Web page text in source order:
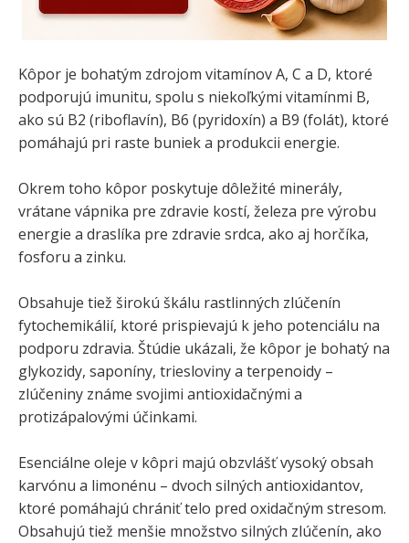
Kôpor je bohatým zdrojom vitamínov A, C a D, ktoré
podporujú imunitu, spolu s niekoľkými vitamínmi B,
ako sú B2 (riboflavín), B6 ​​(pyridoxín) a B9 (folát), ktoré
pomáhajú pri raste buniek a produkcii energie.
Okrem toho kôpor poskytuje dôležité minerály,
vrátane vápnika pre zdravie kostí, železa pre výrobu
energie a draslíka pre zdravie srdca, ako aj horčíka,
fosforu a zinku.
Obsahuje tiež širokú škálu rastlinných zlúčenín
fytochemikálií, ktoré prispievajú k jeho potenciálu na
podporu zdravia. Štúdie ukázali, že kôpor je bohatý na
glykozidy, saponíny, triesloviny a terpenoidy –
zlúčeniny známe svojimi antioxidačnými a
protizápalovými účinkami.
Esenciálne oleje v kôpri majú obzvlášť vysoký obsah
karvónu a limonénu – dvoch silných antioxidantov,
ktoré pomáhajú chrániť telo pred oxidačným stresom.
Obsahujú tiež menšie množstvo silných zlúčenín, ako